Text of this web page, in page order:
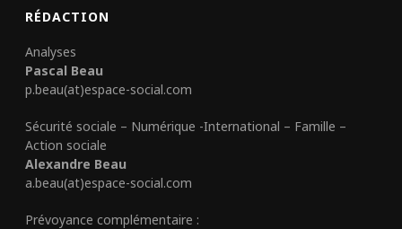
RÉDACTION
Analyses
Pascal Beau
p.beau(at)espace-social.com
Sécurité sociale – Numérique -International – Famille –
Action sociale
Alexandre Beau
a.beau(at)espace-social.com
Prévoyance complémentaire :